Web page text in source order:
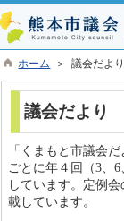
ホーム ＞ 議会だより
議会だより
「くまもと市議会
ごとに年４回（3、
しています。定例
載しています。